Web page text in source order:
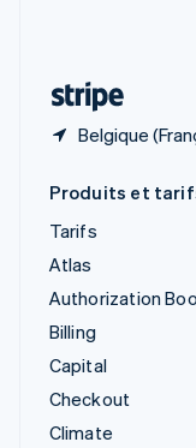
Belgique
Produits et
Tarifs
Atlas
Authorization
Billing
Capital
Checkout
Climate